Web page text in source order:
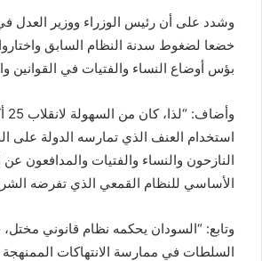
وشدد على أن رئيس الوزراء ووزير العدل
خضعا لضغوط سدنة النظام السابق
بؤس أوضاع النساء والفتيات في القوانين
استخدام العنف الذي تمارسه الدولة على
النازحون والنساء والفتيات والمدافعون
الأساسي للنظام القمعي الذي تفرضه
وتابع: “السودان يحكمه نظام قانوني
السلطات في ممارسة الانتهاكات الممنهجة